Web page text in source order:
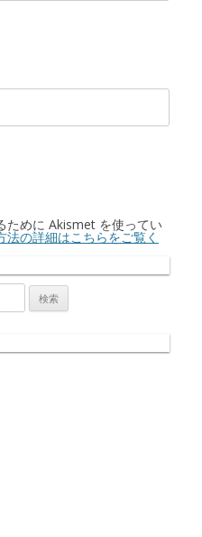
ために Akismet を使ってい
法の詳細はこちらをご覧く